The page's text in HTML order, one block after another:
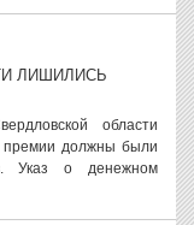
ЛИШИЛИСЬ
области
премии должны были
Указ о денежном